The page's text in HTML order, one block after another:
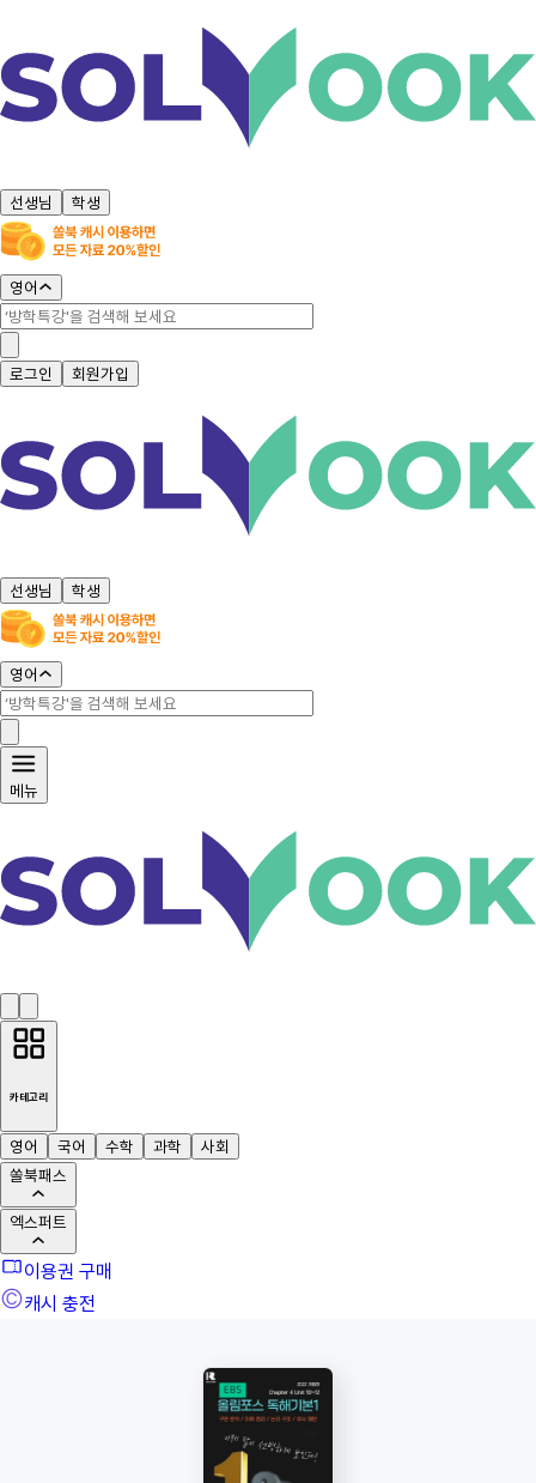
선생님 학생
영어
로그인 회원가입
선생님 학생
영어
메뉴
카테고리
영어 국어 수학 과학
사회
쏠북패스
엑스퍼트
이용권 구매
캐시 충전